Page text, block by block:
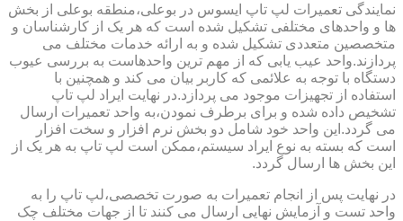
نمایندگی تعمیرات لپ تاپ ایسوس در بوعلی،منطقه بوعلی از بخش
ها و واحدهای مختلفی تشکیل شده است که هر یک از کارشناسان و
متخصصین متعددی تشکیل شده و به ارائه خدمات مختلف می
پردازند.واحد عیب یابی که از مهم ترین واحدهاست به بررسی عیوب
دستگاه با توجه به علائمی که کاربر بیان می کند و همچنین با
استفاده از تجهیزات موجود می پردازد.در نهایت ایراد لپ تاپ
تشخیص داده شده و برای برطرف نمودن،به واحد تعمیرات ارسال
می گردد.این واحد خود شامل دو بخش نرم افزار و سخت افزار
است که بسته به نوع ایراد سیستم،ممکن است لپ تاپ به هر یک از
این بخش ها ارسال گردد.
در نهایت پس از انجام تعمیرات به صورت تخصصی،لپ تاپ را به
واحد تست و آزمایش نهایی ارسال می کنند تا از جهات مختلف چک